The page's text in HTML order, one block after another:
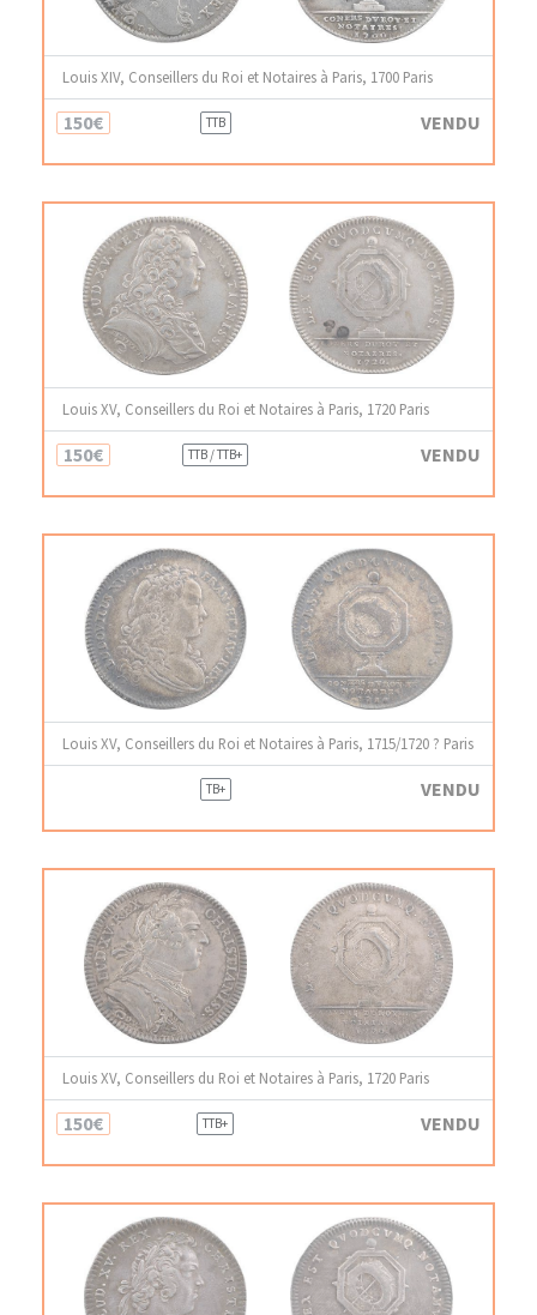
Louis XIV, Conseillers du Roi et Notaires à Paris, 1700 Paris
150€ TTB VENDU
Louis XV, Conseillers du Roi et Notaires à Paris, 1720 Paris
150€ TTB / TTB+ VENDU
Louis XV, Conseillers du Roi et Notaires à Paris, 1715/1720 ? Paris
TB+ VENDU
Louis XV, Conseillers du Roi et Notaires à Paris, 1720 Paris
150€ TTB+ VENDU